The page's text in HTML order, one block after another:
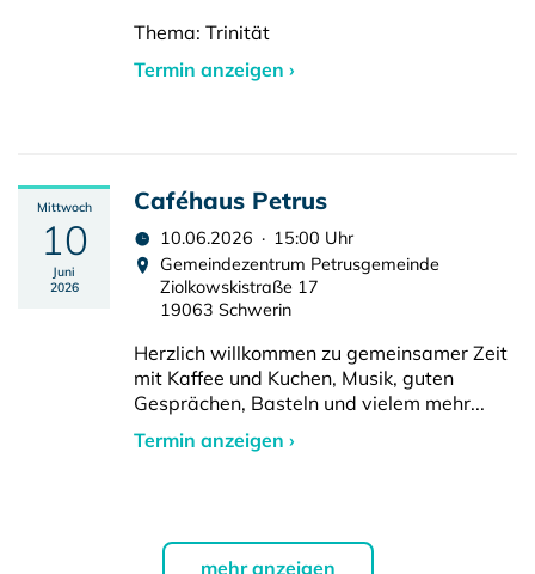
Thema: Trinität
Termin anzeigen ›
Mittwoch
10
Juni
2026
Caféhaus Petrus
10.06.2026 · 15:00 Uhr
Gemeindezentrum Petrusgemeinde
Ziolkowskistraße 17
19063 Schwerin
Herzlich willkommen zu gemeinsamer Zeit
mit Kaffee und Kuchen, Musik, guten
Gesprächen, Basteln und vielem mehr...
Termin anzeigen ›
mehr anzeigen